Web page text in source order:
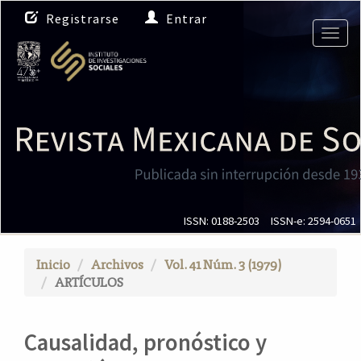
N
a
v
e
g
i
ó
n
c
C
Registrarse Entrar
ISSN: 0188-2503 ISSN-e: 2594-0651
Inicio Archivos
Vol. 41 Núm. 3 (1979)
ARTÍCULOS
Causalidad, pronóstico y